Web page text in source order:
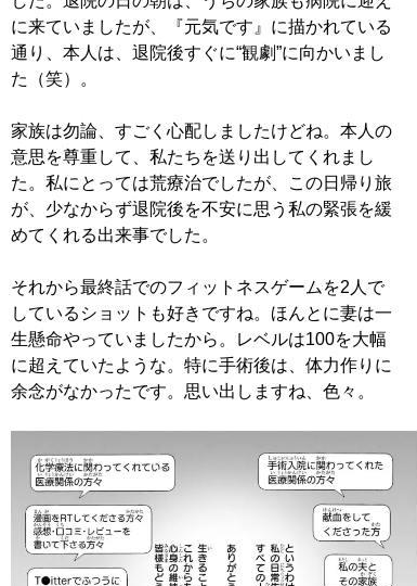
に来ていましたが、『元気です』に描かれている
通り、本人は、退院後すぐに“観劇”に向かいまし
た（笑）。
家族は勿論、すごく心配しましたけどね。本人の
意思を尊重して、私たちを送り出してくれまし
た。私にとっては荒療治でしたが、この日帰り旅
が、少なからず退院後を不安に思う私の緊張を緩
めてくれる出来事でした。
それから最終話でのフィットネスゲームを2人で
しているショットも好きですね。ほんとに妻は一
生懸命やっていましたから。レベルは100を大幅
に超えていたような。特に手術後は、体力作りに
余念がなかったです。思い出しますね、色々。